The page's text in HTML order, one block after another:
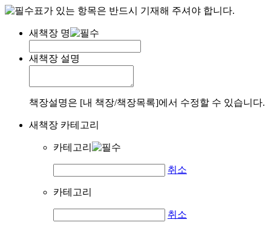
표가 있는 항목은 반드시 기재해 주셔야 합니다.
새책장 명
새책장 설명
책장설명은 [내 책장/책장목록]에서 수정할 수 있습니다.
새책장 카테고리
카테고리
취소
카테고리
취소